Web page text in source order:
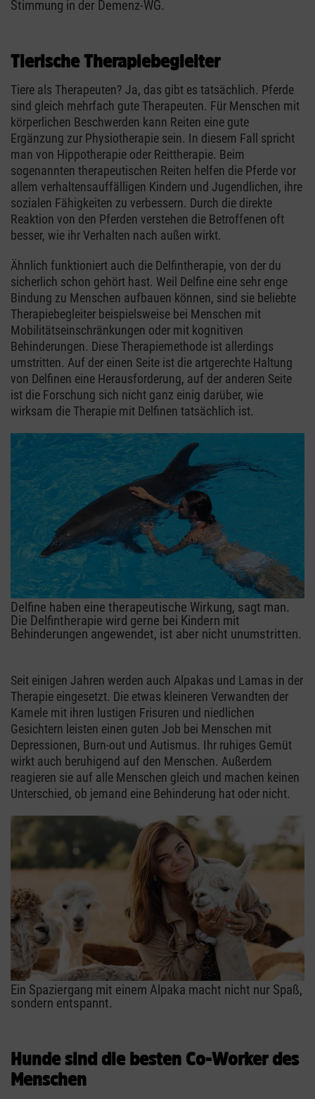
Stimmung in der Demenz-WG.
Tierische Therapiebegleiter
Tiere als Therapeuten? Ja, das gibt es tatsächlich. Pferde
sind gleich mehrfach gute Therapeuten. Für Menschen mit
körperlichen Beschwerden kann Reiten eine gute
Ergänzung zur Physiotherapie sein. In diesem Fall spricht
man von Hippotherapie oder Reittherapie. Beim
sogenannten therapeutischen Reiten helfen die Pferde vor
allem verhaltensauffälligen Kindern und Jugendlichen, ihre
sozialen Fähigkeiten zu verbessern. Durch die direkte
Reaktion von den Pferden verstehen die Betroffenen oft
besser, wie ihr Verhalten nach außen wirkt.
Ähnlich funktioniert auch die Delfintherapie, von der du
sicherlich schon gehört hast. Weil Delfine eine sehr enge
Bindung zu Menschen aufbauen können, sind sie beliebte
Therapiebegleiter beispielsweise bei Menschen mit
Mobilitätseinschränkungen oder mit kognitiven
Behinderungen. Diese Therapiemethode ist allerdings
umstritten. Auf der einen Seite ist die artgerechte Haltung
von Delfinen eine Herausforderung, auf der anderen Seite
ist die Forschung sich nicht ganz einig darüber, wie
wirksam die Therapie mit Delfinen tatsächlich ist.
Delfine haben eine therapeutische Wirkung, sagt man.
Die Delfintherapie wird gerne bei Kindern mit
Behinderungen angewendet, ist aber nicht unumstritten.
Seit einigen Jahren werden auch Alpakas und Lamas in der
Therapie eingesetzt. Die etwas kleineren Verwandten der
Kamele mit ihren lustigen Frisuren und niedlichen
Gesichtern leisten einen guten Job bei Menschen mit
Depressionen, Burn-out und Autismus. Ihr ruhiges Gemüt
wirkt auch beruhigend auf den Menschen. Außerdem
reagieren sie auf alle Menschen gleich und machen keinen
Unterschied, ob jemand eine Behinderung hat oder nicht.
Ein Spaziergang mit einem Alpaka macht nicht nur Spaß,
sondern entspannt.
Hunde sind die besten Co-Worker des
Menschen